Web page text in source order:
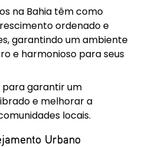
na Bahia têm como
ordenado e
garantindo um ambiente
e harmonioso para seus
para garantir um
e melhorar a
locais.
Urbano